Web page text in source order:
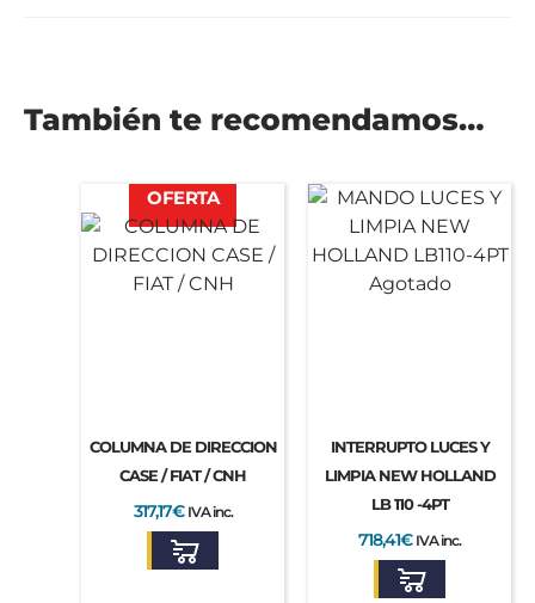
También te recomendamos…
OFERTA
COLUMNA DE DIRECCION
CASE / FIAT / CNH
precio
original
era:
317,17€
El
actual
es:
IVA inc.
Agotado
INTERRUPTO LUCES Y
LIMPIA NEW HOLLAND
LB 110 -4PT
718,41€ IVA inc.